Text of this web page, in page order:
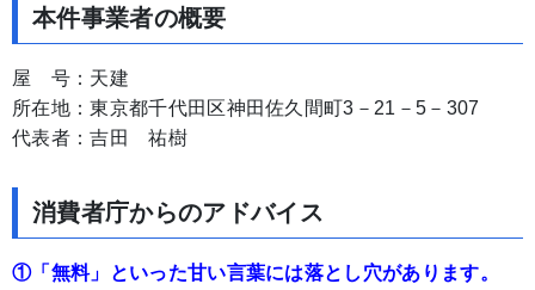
本件事業者の概要
屋 号：天建
所在地：東京都千代田区神田佐久間町3－21－5－307
代表者：吉田 祐樹
消費者庁からのアドバイス
①「無料」といった甘い言葉には落とし穴があります。